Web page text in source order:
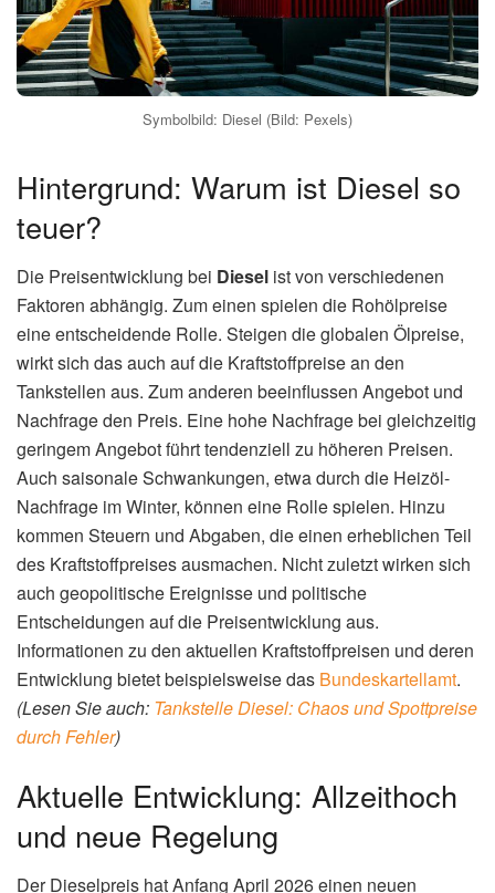
Symbolbild: Diesel (Bild: Pexels)
Hintergrund: Warum ist Diesel so
teuer?
Die Preisentwicklung bei Diesel ist von verschiedenen
Faktoren abhängig. Zum einen spielen die Rohölpreise
eine entscheidende Rolle. Steigen die globalen Ölpreise,
wirkt sich das auch auf die Kraftstoffpreise an den
Tankstellen aus. Zum anderen beeinflussen Angebot und
Nachfrage den Preis. Eine hohe Nachfrage bei gleichzeitig
geringem Angebot führt tendenziell zu höheren Preisen.
Auch saisonale Schwankungen, etwa durch die Heizöl-
Nachfrage im Winter, können eine Rolle spielen. Hinzu
kommen Steuern und Abgaben, die einen erheblichen Teil
des Kraftstoffpreises ausmachen. Nicht zuletzt wirken sich
auch geopolitische Ereignisse und politische
Entscheidungen auf die Preisentwicklung aus.
Informationen zu den aktuellen Kraftstoffpreisen und deren
Entwicklung bietet beispielsweise das Bundeskartellamt.
(Lesen Sie auch: Tankstelle Diesel: Chaos und Spottpreise
durch Fehler)
Aktuelle Entwicklung: Allzeithoch
und neue Regelung
Der Dieselpreis hat Anfang April 2026 einen neuen